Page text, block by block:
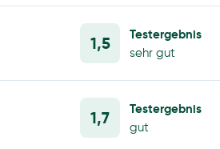
1,5
Testergebnis
sehr gut
1,7
Testergebnis
gut